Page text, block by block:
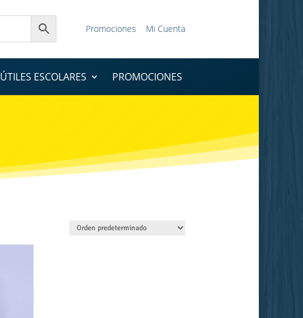
Promociones Mi Cuenta
ÚTILES ESCOLARES PROMOCIONES